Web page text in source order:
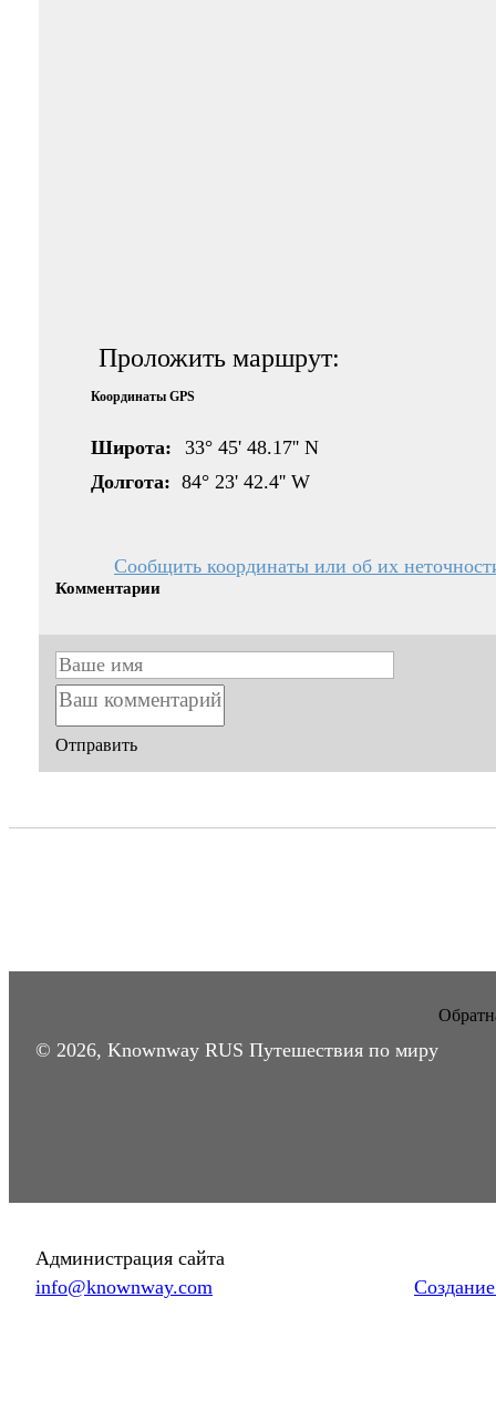
Проложить маршрут:
Координаты GPS
Широта:
33° 45' 48.17'' N
Долгота: 84° 23' 42.4'' W
Сообщить координаты или об их
Комментарии
Отправить
© 2026, Knownway RUS Путешествия по миру
Администрация сайта
info@knownway.com